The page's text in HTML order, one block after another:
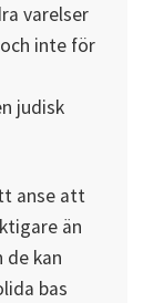
varelser
inte för
judisk
anse att
än
de kan
bas